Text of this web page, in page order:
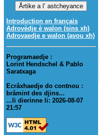
Introduction en français
Adrovèdje è walon (sins xh)
Adrovaedje e walon (avou xh)
Programaedje :
Lorint Hendschel & Pablo
Saratxaga
Ecråxhaedje do contnou :
bråmint des djins...
...li dierinne li: 2026-08-07
21:57